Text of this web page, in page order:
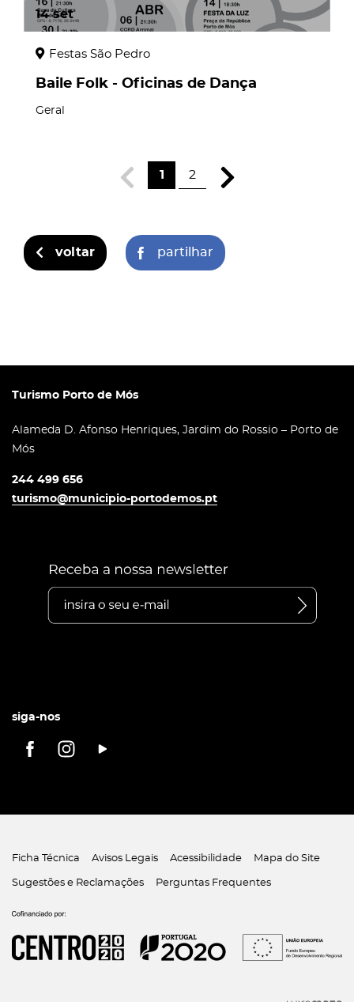
14 set
Festas São Pedro
Baile Folk - Oficinas de Dança
Geral
1 2
voltar partilhar
Turismo Porto de Mós
Alameda D. Afonso Henriques, Jardim do Rossio – Porto de
Mós
244 499 656
turismo@municipio-portodemos.pt
siga-nos
Ficha Técnica Avisos Legais Acessibilidade Mapa do Site
Sugestões e Reclamações Perguntas Frequentes